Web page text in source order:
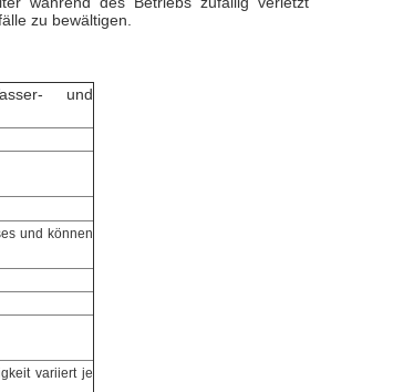
zu bewältigen.
und
und können
variiert je